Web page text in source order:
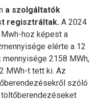
a szolgáltatók
regisztráltak. A 2024
hoz képest a
elérte a 12
2158 MWh,
MWh-t tett ki. Az
szóló